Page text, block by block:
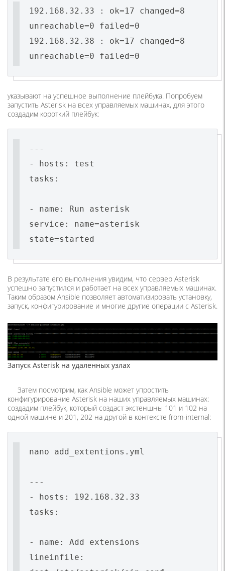
192.168.32.33 : ok=17 changed=8
unreachable=0 failed=0
192.168.32.38 : ok=17 changed=8
unreachable=0 failed=0
указывают на успешное выполнение плейбука. Попробуем
запустить Asterisk на всех управляемых машинах, для этого
создадим короткий плейбук:
---
- hosts: test
tasks:
- name: Run asterisk
service: name=asterisk
state=started
В результате его выполнения увидим, что сервер Asterisk
успешно запустился и работает на всех управляемых машинах.
Таким образом Ansible позволяет автоматизировать установку,
запуск, конфигурирование и многие другие операции с Asterisk.
Запуск Asterisk на удаленных узлах
Затем посмотрим, как Ansible может упростить
конфигурирование Asterisk на наших управляемых машинах:
создадим плейбук, который создаст экстеншны 101 и 102 на
одной машине и 201, 202 на другой в контексте from-internal:
nano add_extentions.yml
---
- hosts: 192.168.32.33
tasks:
- name: Add extensions
lineinfile: